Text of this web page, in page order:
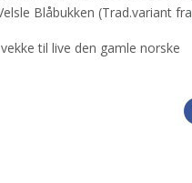
Blåbukken (Trad.variant fra
til live den gamle norske